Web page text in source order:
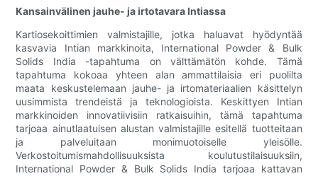
Kansainvälinen jauhe- ja irtotavara Intiassa
Kartiosekoittimien valmistajille, jotka haluavat hyödyntää
kasvavia Intian markkinoita, International Powder & Bulk
Solids India -tapahtuma on välttämätön kohde. Tämä
tapahtuma kokoaa yhteen alan ammattilaisia ​​eri puolilta
maata keskustelemaan jauhe- ja irtomateriaalien käsittelyn
uusimmista trendeistä ja teknologioista. Keskittyen Intian
markkinoiden innovatiivisiin ratkaisuihin, tämä tapahtuma
tarjoaa ainutlaatuisen alustan valmistajille esitellä tuotteitaan
ja palveluitaan monimuotoiselle yleisölle.
Verkostoitumismahdollisuuksista koulutustilaisuuksiin,
International Powder & Bulk Solids India tarjoaa kattavan